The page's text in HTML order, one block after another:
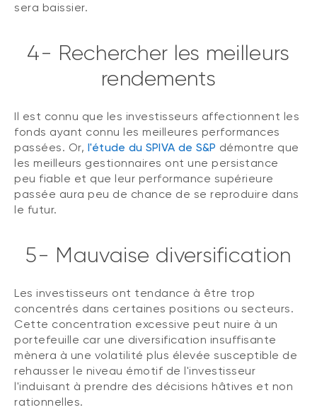
sera baissier.
4- Rechercher les meilleurs
rendements
Il est connu que les investisseurs affectionnent les
fonds ayant connu les meilleures performances
passées. Or, l'étude du SPIVA de S&P démontre que
les meilleurs gestionnaires ont une persistance
peu fiable et que leur performance supérieure
passée aura peu de chance de se reproduire dans
le futur.
5- Mauvaise diversification
Les investisseurs ont tendance à être trop
concentrés dans certaines positions ou secteurs.
Cette concentration excessive peut nuire à un
portefeuille car une diversification insuffisante
mènera à une volatilité plus élevée susceptible de
rehausser le niveau émotif de l'investisseur
l'induisant à prendre des décisions hâtives et non
rationnelles.